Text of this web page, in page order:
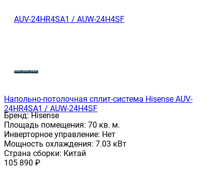
Напольно-потолочная сплит-система Hisense AUV-
24HR4SA1 / AUW-24H4SF
Бренд:Hisense
Площадь помещения: 70 кв. м.
Инверторное управление: Нет
Мощность охлаждения: 7.03 кВт
Страна сборки: Китай
105 890 ₽